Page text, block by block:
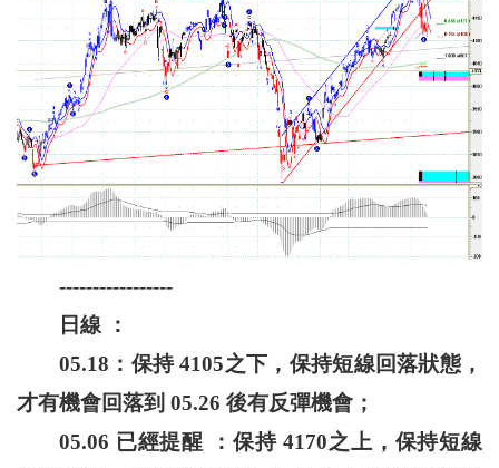
-----------------
日線 ：
05.18：保持 4105之下，保持短線回落狀態，
才有機會回落到 05.26 後有反彈機會；
05.06 已經提醒 ：保持 4170之上，保持短線